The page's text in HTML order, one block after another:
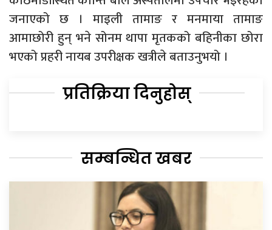
जनाएको छ । माइली तामाङ र मनमाया तामाङ
आमाछोरी हुन् भने सोनम थापा मृतकको बहिनीका छोरा
भएको प्रहरी नायब उपरीक्षक खत्रीले बताउनुभयो ।
प्रतिक्रिया दिनुहोस्
सम्बन्धित खबर